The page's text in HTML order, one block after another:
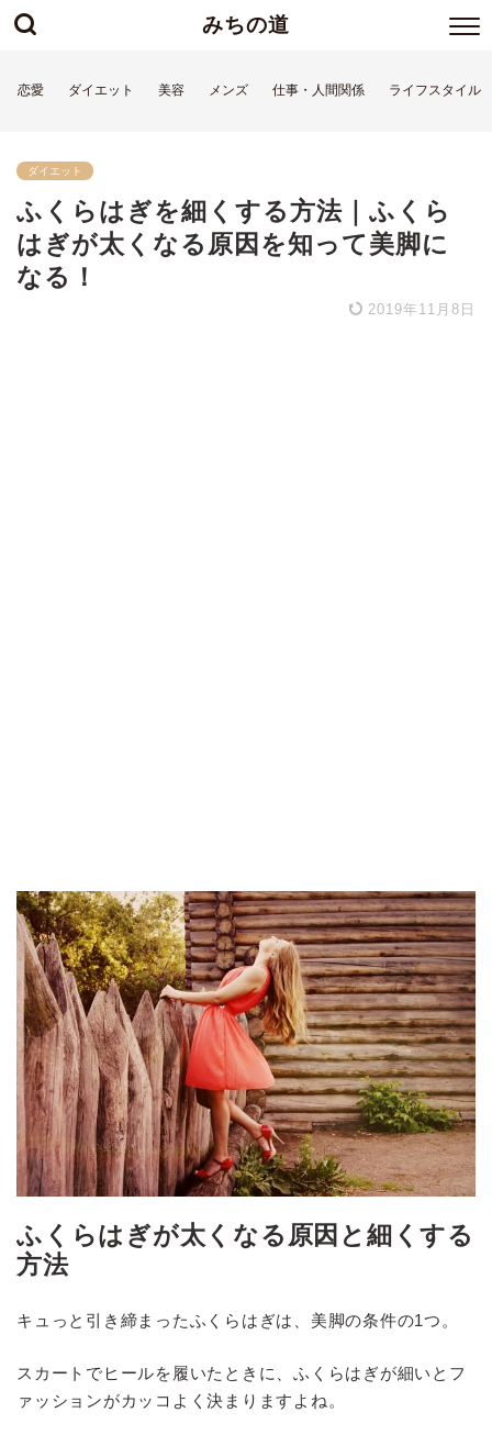
みちの道
恋愛 ダイエット 美容 メンズ 仕事・人間関係 ライフスタイル
ダイエット
ふくらはぎを細くする方法｜ふくら
はぎが太くなる原因を知って美脚に
なる！
2019年11月8日
ふくらはぎが太くなる原因と細くする
方法
キュっと引き締まったふくらはぎは、美脚の条件の1つ。
スカートでヒールを履いたときに、ふくらはぎが細いとフ
ァッションがカッコよく決まりますよね。